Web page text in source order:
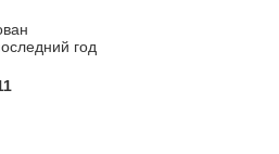
год